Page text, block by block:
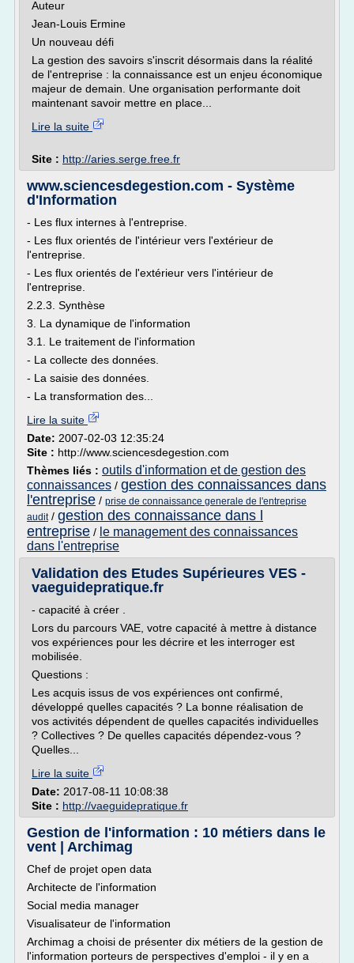
Auteur
Jean-Louis Ermine
Un nouveau défi
La gestion des savoirs s'inscrit désormais dans la réalité
de l'entreprise : la connaissance est un enjeu économique
majeur de demain. Une organisation performante doit
maintenant savoir mettre en place...
Lire la suite
Site : http://aries.serge.free.fr
www.sciencesdegestion.com - Système
d'Information
- Les flux internes à l'entreprise.
- Les flux orientés de l'intérieur vers l'extérieur de
l'entreprise.
- Les flux orientés de l'extérieur vers l'intérieur de
l'entreprise.
2.2.3. Synthèse
3. La dynamique de l'information
3.1. Le traitement de l'information
- La collecte des données.
- La saisie des données.
- La transformation des...
Lire la suite
Date: 2007-02-03 12:35:24
Site : http://www.sciencesdegestion.com
Thèmes liés : outils d'information et de gestion des
connaissances / gestion des connaissances dans
l'entreprise / prise de connaissance generale de l'entreprise
audit/ gestion des connaissance dans l
entreprise / le management des connaissances
dans l'entreprise
Validation des Etudes Supérieures VES -
vaeguidepratique.fr
- capacité à créer .
Lors du parcours VAE, votre capacité à mettre à distance
vos expériences pour les décrire et les interroger est
mobilisée.
Questions :
Les acquis issus de vos expériences ont confirmé,
développé quelles capacités ? La bonne réalisation de
vos activités dépendent de quelles capacités individuelles
? Collectives ? De quelles capacités dépendez-vous ?
Quelles...
Lire la suite
Date: 2017-08-11 10:08:38
Site : http://vaeguidepratique.fr
Gestion de l'information : 10 métiers dans le
vent | Archimag
Chef de projet open data
Architecte de l'information
Social media manager
Visualisateur de l'information
Archimag a choisi de présenter dix métiers de la gestion de
l'information porteurs de perspectives d'emploi - il y en a